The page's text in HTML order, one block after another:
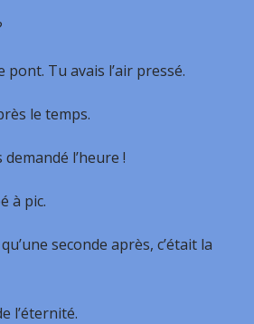
pont. Tu avais l’air pressé.
le temps.
demandé l’heure !
à pic.
qu’une seconde après, c’était la
l’éternité.